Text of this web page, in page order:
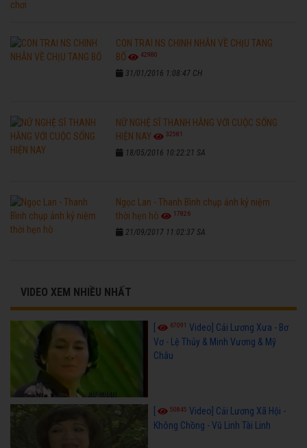
CON TRAI NS CHINH NHẪN VỀ CHỊU TANG
BỐ
42980
31/01/2016 1:08:47 CH
NỮ NGHỆ SĨ THANH HẰNG VỚI CUỘC SỐNG
HIỆN NAY
32581
18/05/2016 10:22:21 SA
Ngọc Lan - Thanh Bình chụp ảnh kỷ niệm
thời hẹn hò
17826
21/09/2017 11:02:37 SA
VIDEO XEM NHIỀU NHẤT
[ 67091 Video] Cải Lương Xưa - Bơ
Vơ - Lệ Thủy & Minh Vương & Mỹ
Châu
50845 Video] Cải Lương Xã Hội -
Không Chồng - Vũ Linh Tài Linh